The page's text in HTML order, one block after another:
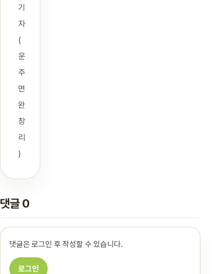
기
자
(
운
주
면
완
창
리
)
댓글 0
댓글은 로그인 후 작성할 수 있습니다.
로그인